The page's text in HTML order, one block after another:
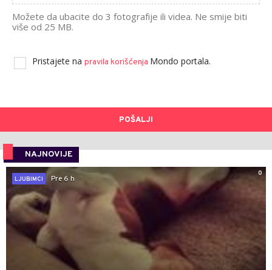
Možete da ubacite do 3 fotografije ili videa. Ne smije biti
više od 25 MB.
Pristajete na pravila korišćenja Mondo portala.
POŠALJI
NAJNOVIJE
0
LJUBIMCI
Pre 6 h